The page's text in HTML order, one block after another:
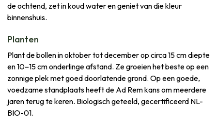
de ochtend, zet in koud water en geniet van die kleur
binnenshuis.
Planten
Plant de bollen in oktober tot december op circa 15 cm diepte
en 10–15 cm onderlinge afstand. Ze groeien het beste op een
zonnige plek met goed doorlatende grond. Op een goede,
voedzame standplaats heeft de Ad Rem kans om meerdere
jaren terug te keren. Biologisch geteeld, gecertificeerd NL-
BIO-01.